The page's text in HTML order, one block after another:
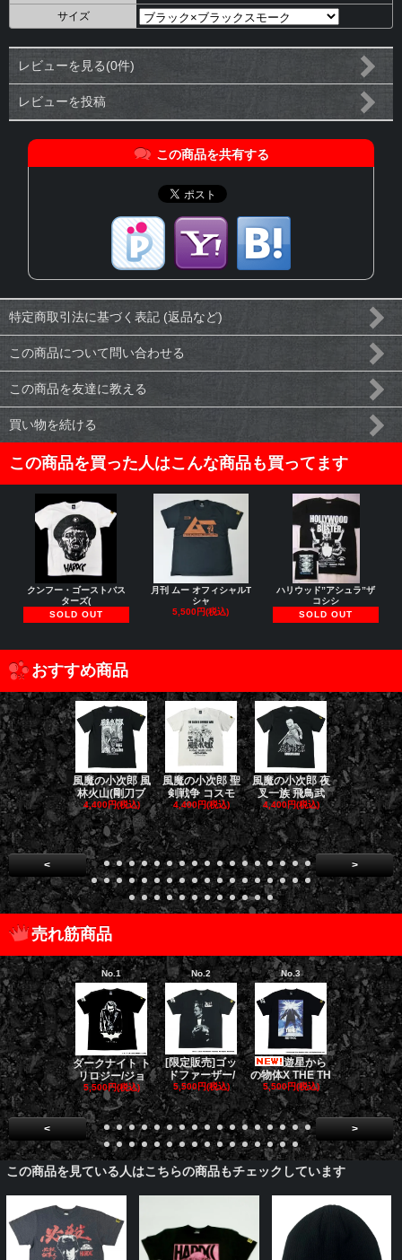
サイズ
レビューを見る(0件)
レビューを投稿
この商品を共有する
特定商取引法に基づく表記 (返品など)
この商品について問い合わせる
この商品を友達に教える
買い物を続ける
この商品を買った人はこんな商品も買ってます
クンフー・ゴーストバス
ターズ(
SOLD OUT
月刊 ムー オフィシャルT
シャ
5,500円(税込)
ハリウッド”アシュラ”ザ
コシシ
SOLD OUT
おすすめ商品
風魔の小次郎 風
林火山(剛刀ブ
4,400円(税込)
風魔の小次郎 聖
剣戦争 コスモ
4,400円(税込)
風魔の小次郎 夜
叉一族 飛鳥武
4,400円(税込)
風魔の小次
魔一族 竜
4,400円(税
< >
売れ筋商品
No.1
ダークナイト ト
リロジー/ジョ
5,500円(税込)
No.2
[限定販売]ゴッ
ドファーザー/
5,500円(税込)
No.3
遊星から
の物体X THE TH
5,500円(税込)
No.4
ゴー
バスターズ
E
5,500円(税
< >
この商品を見ている人はこちらの商品もチェックしています